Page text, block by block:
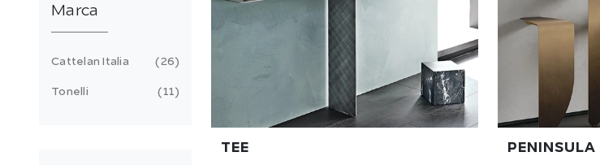
TEE PENINSULA
Marca
Cattelan Italia 26
Tonelli 11